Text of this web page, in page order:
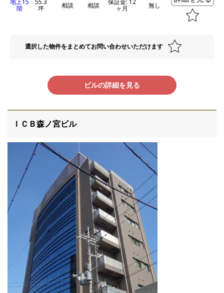
地上15
階
55.3
坪 相談 相談 保証金: 12
ヶ月 無し
選択した物件をまとめてお問い合わせいただけます
ビルの詳細を見る
ＩＣＢ森ノ宮ビル